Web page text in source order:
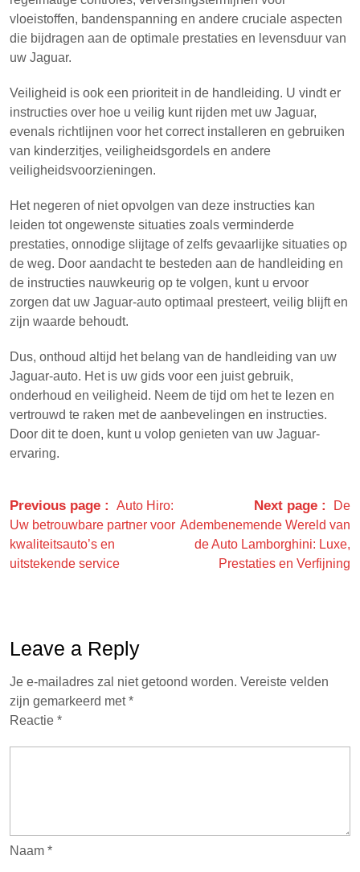
vloeistoffen, bandenspanning en andere cruciale aspecten
die bijdragen aan de optimale prestaties en levensduur van
uw Jaguar.
Veiligheid is ook een prioriteit in de handleiding. U vindt er
instructies over hoe u veilig kunt rijden met uw Jaguar,
evenals richtlijnen voor het correct installeren en gebruiken
van kinderzitjes, veiligheidsgordels en andere
veiligheidsvoorzieningen.
Het negeren of niet opvolgen van deze instructies kan
leiden tot ongewenste situaties zoals verminderde
prestaties, onnodige slijtage of zelfs gevaarlijke situaties op
de weg. Door aandacht te besteden aan de handleiding en
de instructies nauwkeurig op te volgen, kunt u ervoor
zorgen dat uw Jaguar-auto optimaal presteert, veilig blijft en
zijn waarde behoudt.
Dus, onthoud altijd het belang van de handleiding van uw
Jaguar-auto. Het is uw gids voor een juist gebruik,
onderhoud en veiligheid. Neem de tijd om het te lezen en
vertrouwd te raken met de aanbevelingen en instructies.
Door dit te doen, kunt u volop genieten van uw Jaguar-
ervaring.
Previous page
Auto Hiro:
Uw betrouwbare partner voor
kwaliteitsauto’s en
uitstekende service
Next page
De
Adembenemende Wereld van
de Auto Lamborghini: Luxe,
Prestaties en Verfijning
Leave a Reply
Je e-mailadres zal niet getoond worden. Vereiste velden
zijn gemarkeerd met*
Reactie *
Naam *